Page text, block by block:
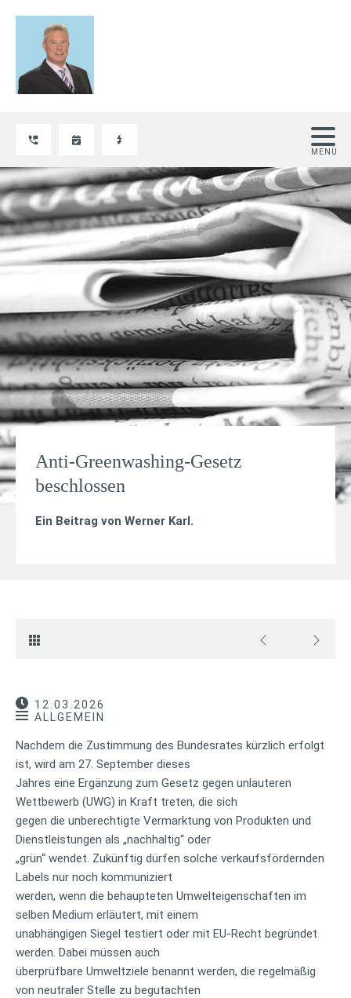
Anti-Greenwashing-Gesetz
beschlossen
Ein Beitrag von Werner Karl.
12.03.2026
ALLGEMEIN
Nachdem die Zustimmung des Bundesrates kürzlich erfolgt
ist, wird am 27. September dieses
Jahres eine Ergänzung zum Gesetz gegen unlauteren
Wettbewerb (UWG) in Kraft treten, die sich
gegen die unberechtigte Vermarktung von Produkten und
Dienstleistungen als „nachhaltig“ oder
„grün“ wendet. Zukünftig dürfen solche verkaufsfördernden
Labels nur noch kommuniziert
werden, wenn die behaupteten Umwelteigenschaften im
selben Medium erläutert, mit einem
unabhängigen Siegel testiert oder mit EU-Recht begründet
werden. Dabei müssen auch
überprüfbare Umweltziele benannt werden, die regelmäßig
von neutraler Stelle zu begutachten